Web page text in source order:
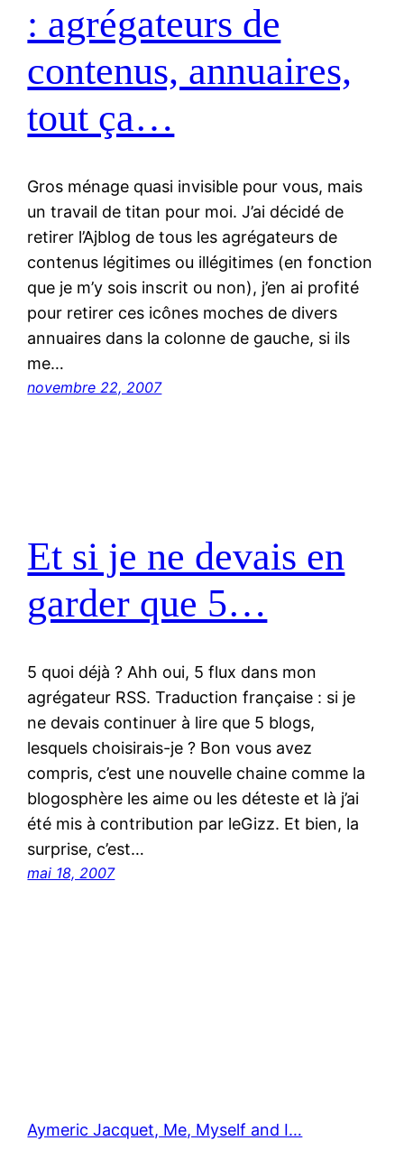
: agrégateurs de
contenus, annuaires,
tout ça…
Gros ménage quasi invisible pour vous, mais
un travail de titan pour moi. J’ai décidé de
retirer l’Ajblog de tous les agrégateurs de
contenus légitimes ou illégitimes (en fonction
que je m’y sois inscrit ou non), j’en ai profité
pour retirer ces icônes moches de divers
annuaires dans la colonne de gauche, si ils
me…
novembre 22, 2007
Et si je ne devais en
garder que 5…
5 quoi déjà ? Ahh oui, 5 flux dans mon
agrégateur RSS. Traduction française : si je
ne devais continuer à lire que 5 blogs,
lesquels choisirais-je ? Bon vous avez
compris, c’est une nouvelle chaine comme la
blogosphère les aime ou les déteste et là j’ai
été mis à contribution par leGizz. Et bien, la
surprise, c’est…
mai 18, 2007
Aymeric Jacquet, Me, Myself and I…